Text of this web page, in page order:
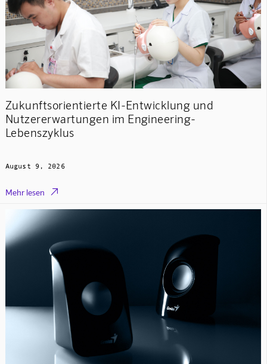
Zukunftsorientierte KI-Entwicklung und
Nutzererwartungen im Engineering-
Lebenszyklus
August 9, 2026
Mehr lesen 